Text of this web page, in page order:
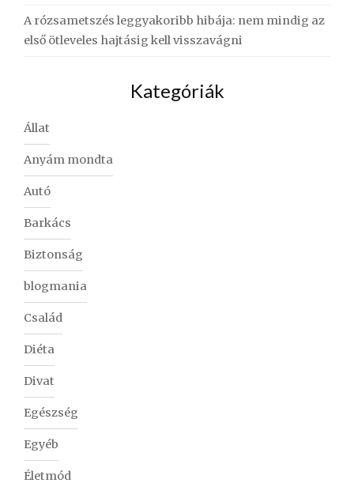
A rózsametszés leggyakoribb hibája: nem mindig az
első ötleveles hajtásig kell visszavágni
Kategóriák
Állat
Anyám mondta
Autó
Barkács
Biztonság
blogmania
Család
Diéta
Divat
Egészség
Egyéb
Életmód